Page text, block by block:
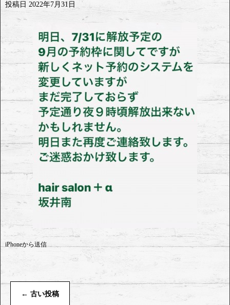
投稿日 2022年7月31日
iPhoneから送信
← 古い投稿